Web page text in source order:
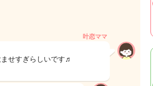
叶恋ママ
せすぎらしいです♬